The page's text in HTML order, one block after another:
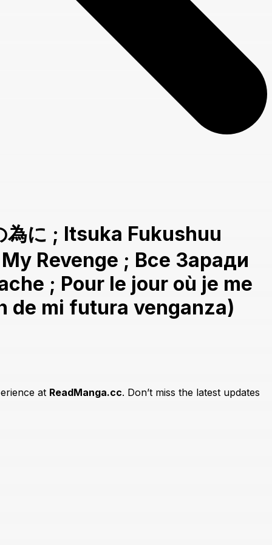
為に ; Itsuka Fukushuu
Revenge ; Все Заради
; Pour le jour où je me
de mi futura venganza)
at ReadManga.cc. Don’t miss the latest updates